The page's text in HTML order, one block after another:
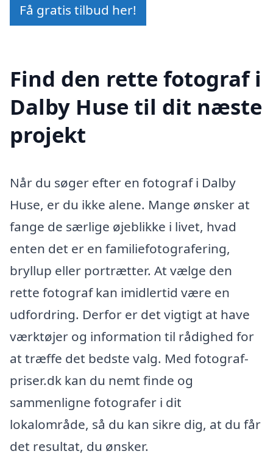
Få gratis tilbud her!
Find den rette fotograf i
Dalby Huse til dit næste
projekt
Når du søger efter en fotograf i Dalby
Huse, er du ikke alene. Mange ønsker at
fange de særlige øjeblikke i livet, hvad
enten det er en familiefotografering,
bryllup eller portrætter. At vælge den
rette fotograf kan imidlertid være en
udfordring. Derfor er det vigtigt at have
værktøjer og information til rådighed for
at træffe det bedste valg. Med fotograf-
priser.dk kan du nemt finde og
sammenligne fotografer i dit
lokalområde, så du kan sikre dig, at du får
det resultat, du ønsker.